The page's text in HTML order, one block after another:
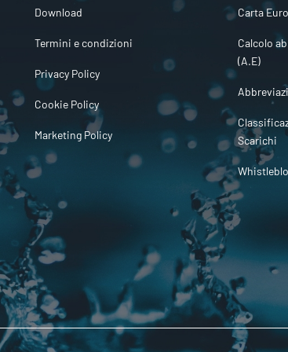
Download
Termini e condizioni
Privacy Policy
Cookie Policy
Marketing Policy
Carta
Calcolo
(A.E)
Scarichi